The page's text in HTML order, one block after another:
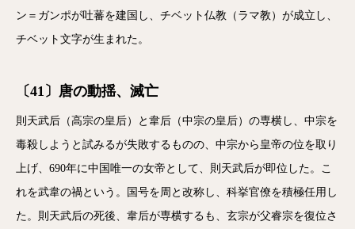
ン＝ガンポが吐蕃を建国し、チベット仏教（ラマ教）が成立し、
チベット文字が生まれた。
〔41〕唐の動揺、滅亡
則天武后（高宗の皇后）と韋后（中宗の皇后）の専横し、中宗を
毒殺しようと試みるが失敗するものの、中宗から皇帝の位を取り
上げ、690年に中国唯一の女帝として、則天武后が即位した。こ
れを武韋の禍という。国号を周と改称し、科挙官僚を積極任用し
た。則天武后の死後、韋后が専横するも、玄宗が父睿宗を復位さ